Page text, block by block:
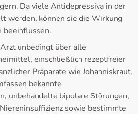
Da viele Antidepressiva in der
werden, können sie die Wirkung
beeinflussen.
unbedingt über alle
einschließlich rezeptfreier
Präparate wie Johanniskraut.
bekannte
unbehandelte bipolare Störungen,
sowie bestimmte